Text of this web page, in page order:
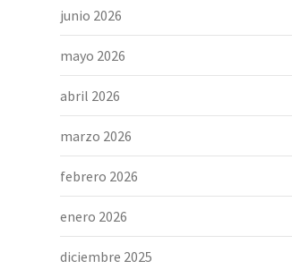
junio 2026
mayo 2026
abril 2026
marzo 2026
febrero 2026
enero 2026
diciembre 2025